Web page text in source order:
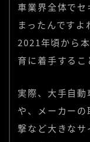
車業界全体でセ
まったんですよ
2021年頃から
育に着手するこ
実際、大手自
や、メーカー
撃など大きな